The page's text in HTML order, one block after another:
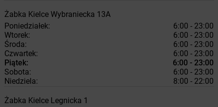
Żabka Kielce Wybraniecka 13A
Poniedziałek:
6:00 - 23:00
Wtorek:
6:00 - 23:00
Środa:
6:00 - 23:00
Czwartek:
6:00 - 23:00
Piątek:
6:00 - 23:00
Sobota:
6:00 - 23:00
Niedziela:
8:00 - 22:00
Żabka Kielce Legnicka 1